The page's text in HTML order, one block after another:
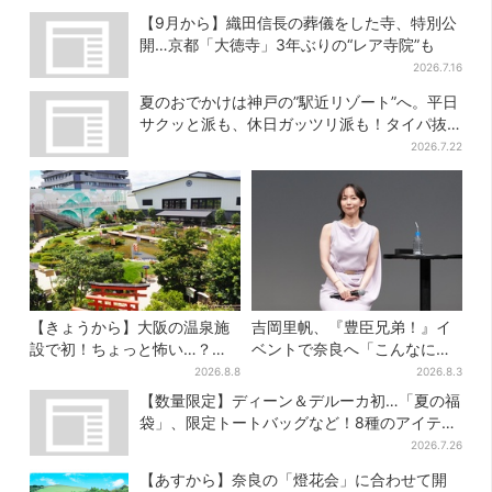
【9月から】織田信長の葬儀をした寺、特別公
開…京都「大徳寺」3年ぶりの“レア寺院”も
2026.7.16
夏のおでかけは神戸の”駅近リゾート”へ。平日
サクッと派も、休日ガッツリ派も！タイパ抜
2026.7.22
【きょうから】大阪の温泉施
設で初！ちょっと怖い…？体
験型イベント、限定グルメ＆
盆踊りも
2026.8.8
吉岡里帆、『豊臣兄弟！』イ
ベントで奈良へ「こんなに楽
しんでもらえてうれしい」2026.8.3
【数量限定】ディーン＆デルーカ初…「夏の福
袋」、限定トートバッグなど！8種のアイテム
2026.7.26
【あすから】奈良の「燈花会」に合わせて開